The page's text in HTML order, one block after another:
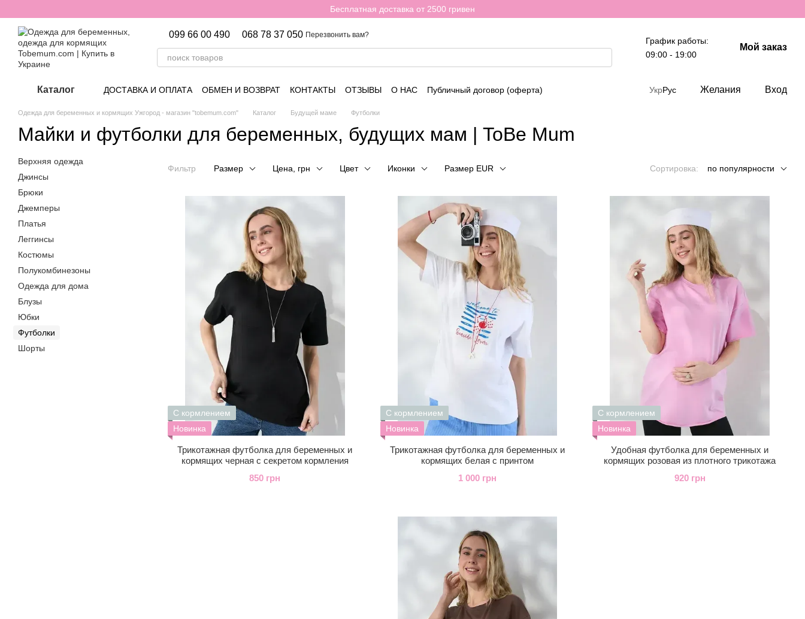
Бесплатная доставка от 2500 гривен
099 66 00 490 068 78 37 050 Перезвонить вам?
График работы:
09:00 - 19:00
Мой заказ
Каталог ДОСТАВКА И ОПЛАТА ОБМЕН И ВОЗВРАТ КОНТАКТЫ ОТЗЫВЫ О НАС Публичный договор (оферта) УкрРус Желания Вход
Одежда для беременных и кормящих Ужгород - магазин "tobemum.com" Каталог Будущей маме Футболки
Майки и футболки для беременных, будущих мам | ToBe Mum
Фильтр Размер Цена, грн Цвет Иконки Размер EUR Сортировка: по популярности
С кормлением
Новинка
Трикотажная футболка для беременных и
кормящих черная с секретом кормления
850 грн
С кормлением
Новинка
Трикотажная футболка для беременных и
кормящих белая с принтом
1 000 грн
С кормлением
Новинка
Удобная футболка для беременных и
кормящих розовая из плотного трикотажа
920 грн
Верхняя одежда
Джинсы
Брюки
Джемперы
Платья
Леггинсы
Костюмы
Полукомбинезоны
Одежда для дома
Блузы
Юбки
Футболки
Шорты